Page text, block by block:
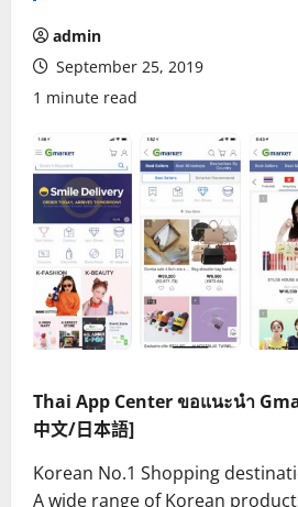
admin
September 25, 2019
1 minute read
Thai App Center ขอแนะนำ
中文/日本語]
Korean No.1 Shopping
A wide range of Korean